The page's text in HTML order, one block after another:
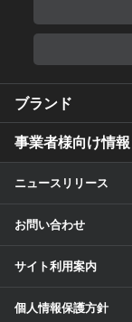
ブランド
事業者様向け情報
ニュースリリース
お問い合わせ
サイト利用案内
個人情報保護方針